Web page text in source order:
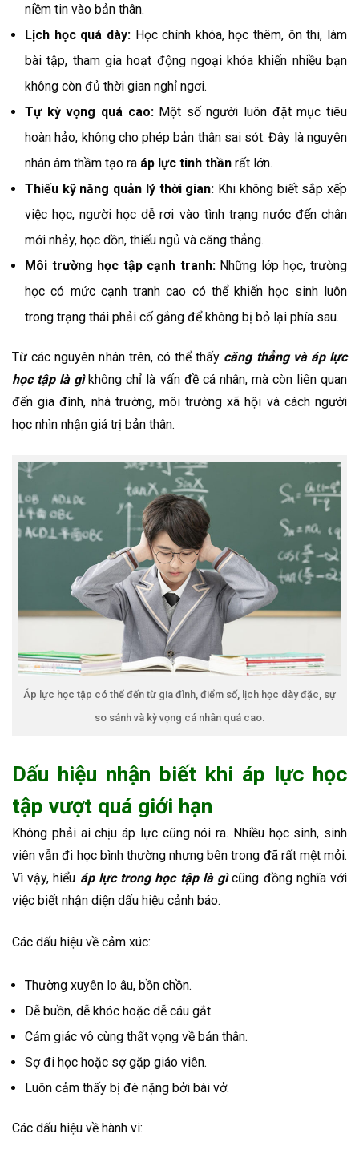
niềm tin vào bản thân.
Lịch học quá dày: Học chính khóa, học thêm, ôn thi, làm
bài tập, tham gia hoạt động ngoại khóa khiến nhiều bạn
không còn đủ thời gian nghỉ ngơi.
Tự kỳ vọng quá cao: Một số người luôn đặt mục tiêu
hoàn hảo, không cho phép bản thân sai sót. Đây là nguyên
nhân âm thầm tạo ra áp lực tinh thần rất lớn.
Thiếu kỹ năng quản lý thời gian: Khi không biết sắp xếp
việc học, người học dễ rơi vào tình trạng nước đến chân
mới nhảy, học dồn, thiếu ngủ và căng thẳng.
Môi trường học tập cạnh tranh:Những lớp học, trường
học có mức cạnh tranh cao có thể khiến học sinh luôn
trong trạng thái phải cố gắng để không bị bỏ lại phía sau.
Từ các nguyên nhân trên, có thể thấy căng thẳng và áp lực
học tập là gìkhông chỉ là vấn đề cá nhân, mà còn liên quan
đến gia đình, nhà trường, môi trường xã hội và cách người
học nhìn nhận giá trị bản thân.
Áp lực học tập có thể đến từ gia đình, điểm số, lịch học dày đặc, sự
so sánh và kỳ vọng cá nhân quá cao.
Dấu hiệu nhận biết khi áp lực học
tập vượt quá giới hạn
Không phải ai chịu áp lực cũng nói ra. Nhiều học sinh, sinh
viên vẫn đi học bình thường nhưng bên trong đã rất mệt mỏi.
Vì vậy, hiểu áp lực trong học tập là gìcũng đồng nghĩa với
việc biết nhận diện dấu hiệu cảnh báo.
Các dấu hiệu về cảm xúc:
Thường xuyên lo âu, bồn chồn.
Dễ buồn, dễ khóc hoặc dễ cáu gắt.
Cảm giác vô cùng thất vọng về bản thân.
Sợ đi học hoặc sợ gặp giáo viên.
Luôn cảm thấy bị đè nặng bởi bài vở.
Các dấu hiệu về hành vi: